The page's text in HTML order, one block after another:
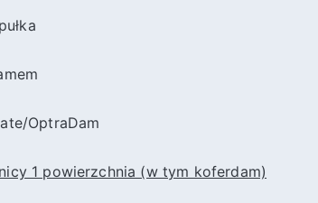
OptraDam
1 powierzchnia (w tym koferdam)